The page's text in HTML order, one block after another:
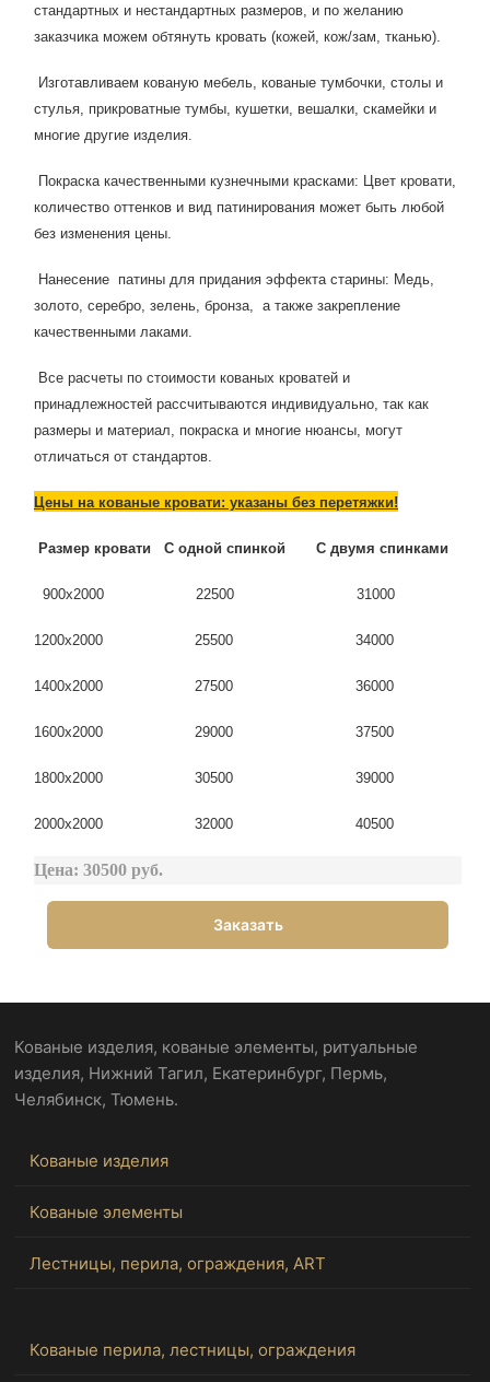
стандартных и нестандартных размеров, и по желанию
заказчика можем обтянуть кровать (кожей, кож/зам, тканью).
Изготавливаем кованую мебель, кованые тумбочки, столы и
стулья, прикроватные тумбы, кушетки, вешалки, скамейки и
многие другие изделия.
Покраска качественными кузнечными красками: Цвет кровати,
количество оттенков и вид патинирования может быть любой
без изменения цены.
Нанесение патины для придания эффекта старины: Медь,
золото, серебро, зелень, бронза, а также закрепление
качественными лаками.
Все расчеты по стоимости кованых кроватей и
принадлежностей рассчитываются индивидуально, так как
размеры и материал, покраска и многие нюансы, могут
отличаться от стандартов.
Цены на кованые кровати: указаны без перетяжки!
Размер кровати С одной спинкой С двумя спинками
900х2000 22500 31000
1200х2000 25500 34000
1400х2000 27500 36000
1600x2000 29000 37500
1800х2000 30500 39000
2000х2000 32000 40500
Цена: 30500 руб.
Заказать
Кованые изделия, кованые элементы, ритуальные
изделия, Нижний Тагил, Екатеринбург, Пермь,
Челябинск, Тюмень.
Кованые изделия
Кованые элементы
Лестницы, перила, ограждения, ART
Кованые перила, лестницы, ограждения